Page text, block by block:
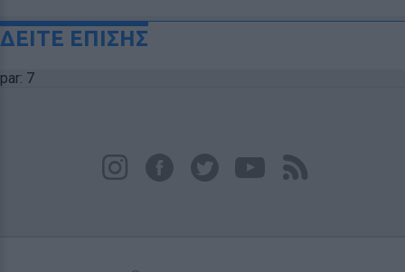
ΔΕΙΤΕ ΕΠΙΣΗΣ
par: 7